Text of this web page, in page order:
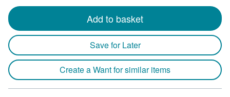
Add to basket
Save for Later
Create a Want for similar items